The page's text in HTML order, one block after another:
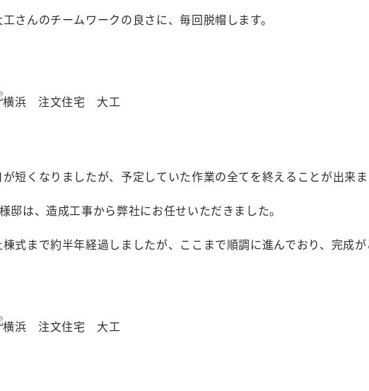
工さんのチームワークの良さに、毎回脱帽します。
が短くなりましたが、予定していた作業の全てを終えることが出来ま
邸は、造成工事から弊社にお任せいただきました。
棟式まで約半年経過しましたが、ここまで順調に進んでおり、完成が